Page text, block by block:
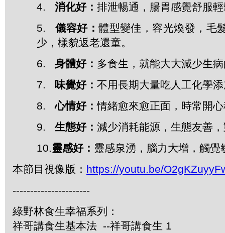
4. 消化好： 排泄暢通，腸胃感覺舒服
5.儀容好：體型變佳，容光煥發，毛
少，樣貌返老還童。
6. 身體好： 多食生，就能大大減少生
7.
味覺好： 不用長期大量吃人工化學
8.心情好：情緒愈來愈正面，時常開
9. 生態好： 減少消耗能源，生態友善
10.靈感好： 靈感泉湧，腦力大增，觸
本節目視像版： https://youtu.be/
----------------------
綠野林食生幸福系列：
祥哥講食生基本法 --祥哥講食生 1